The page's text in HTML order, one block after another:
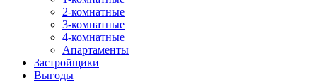
2-комнатные
3-комнатные
4-комнатные
Апартаменты
Застройщики
Выгоды